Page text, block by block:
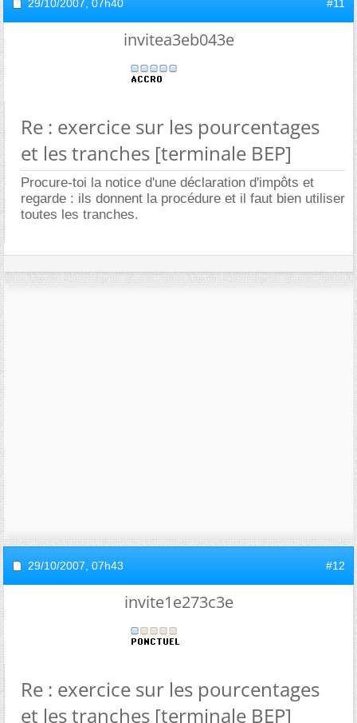
29/10/2007, 07h40 #11
invitea3eb043e
Re : exercice sur les pourcentages
et les tranches [terminale BEP]
Procure-toi la notice d'une déclaration d'impôts et
regarde : ils donnent la procédure et il faut bien utiliser
toutes les tranches.
29/10/2007, 07h43 #12
invite1e273c3e
Re : exercice sur les pourcentages
et les tranches [terminale BEP]